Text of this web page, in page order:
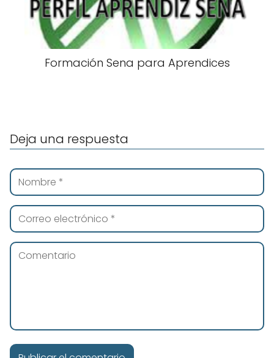
Formación Sena para Aprendices
Deja una respuesta